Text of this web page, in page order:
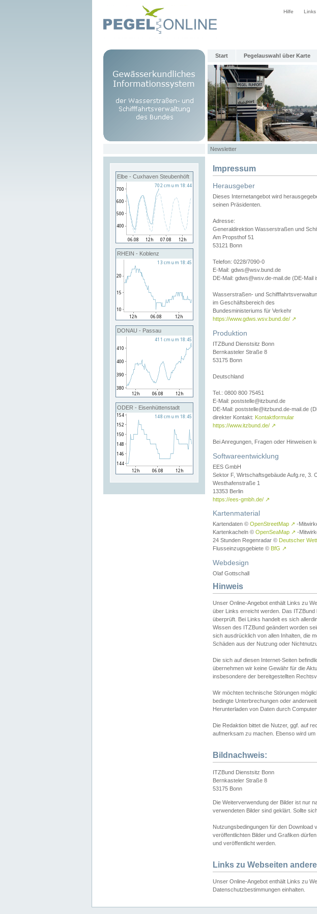
Hilfe Links
Start Pegelauswahl über Karte
Newsletter
Elbe - Cuxhaven Steubenhöft
RHEIN - Koblenz
DONAU - Passau
ODER - Eisenhüttenstadt
Impressum
Herausgeber
Dieses Internetangebot wird
seinen Präsidenten.
Adresse:
Generaldirektion Wasserstraßen und
Am Propsthof 51
53121 Bonn
Telefon: 0228/7090-0
E-Mail: gdws@wsv.bund.de
DE-Mail: gdws@wsv.de-mail.de (DE-
Wasserstraßen- und
im Geschäftsbereich des
Bundesministeriums für Verkehr
https://www.gdws.wsv.bund.de/ ↗
Produktion
ITZBund Dienstsitz Bonn
Bernkasteler Straße 8
53175 Bonn
Deutschland
Tel.: 0800 800 75451
E-Mail: poststelle@itzbund.de
DE-Mail: poststelle@itzbund.de-mail.de
direkter Kontakt: Kontaktformular
https://www.itzbund.de/ ↗
Bei Anregungen, Fragen oder Hinweisen
Softwareentwicklung
EES GmbH
Sektor F, Wirtschaftsgebäude Aufg.re, 3.
Westhafenstraße 1
13353 Berlin
https://ees-gmbh.de/ ↗
Kartenmaterial
Kartendaten © OpenStreetMap ↗ -
Kartenkacheln © OpenSeaMap ↗ -
24 Stunden Regenradar © Deutscher
Flusseinzugsgebiete © BfG ↗
Webdesign
Olaf Gottschall
Hinweis
Unser Online-Angebot enthält Links zu
über Links erreicht werden. Das ITZBund
überprüft. Bei Links handelt es sich
Wissen des ITZBund geändert worden
sich ausdrücklich von allen Inhalten, die
Schäden aus der Nutzung oder
Die sich auf diesen Internet-Seiten
übernehmen wir keine Gewähr für die
insbesondere der bereitgestellten
Wir möchten technische Störungen
bedingte Unterbrechungen oder
Herunterladen von Daten durch
Die Redaktion bittet die Nutzer, ggf. auf
aufmerksam zu machen. Ebenso wird
Bildnachweis:
ITZBund Dienstsitz Bonn
Bernkasteler Straße 8
53175 Bonn
Die Weiterverwendung der Bilder ist nur
verwendeten Bilder sind geklärt. Sollte
Nutzungsbedingungen für den Download
veröffentlichten Bilder und Grafiken
und veröffentlicht werden.
Links zu Webseiten
Unser Online-Angebot enthält Links zu
Datenschutzbestimmungen einhalten.